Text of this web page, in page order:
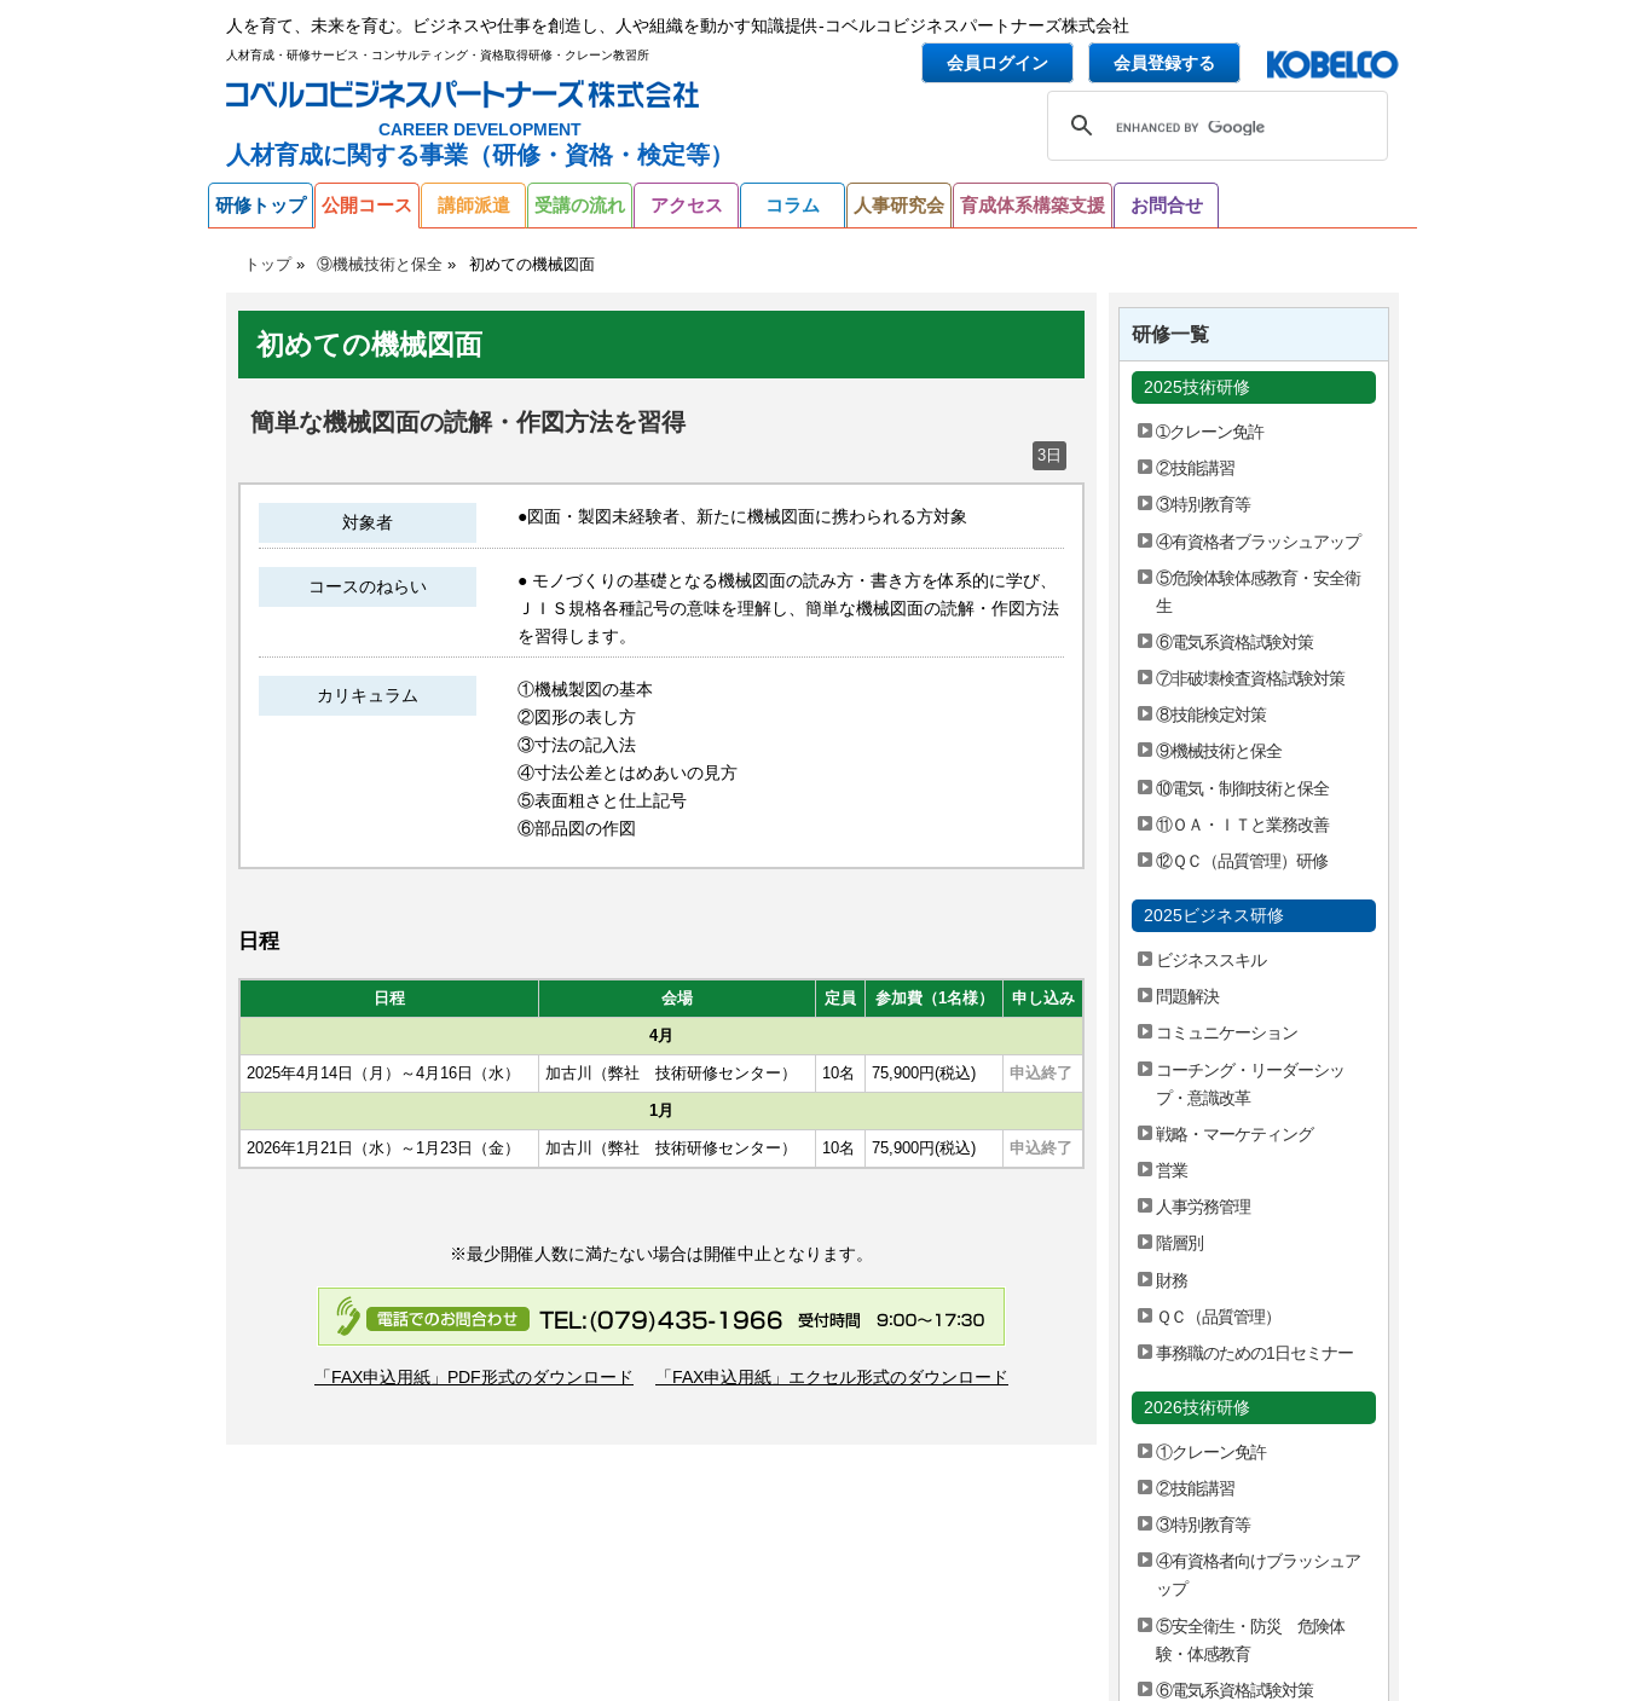
人を育て、未来を育む。ビジネスや仕事を創造し、人や組織を動かす知識提供-コベルコビジネスパートナーズ株式会社
人材育成・研修サービス・コンサルティング・資格取得研修・クレーン教習所
CAREER DEVELOPMENT
人材育成に関する事業（研修・資格・検定等）
会員ログイン 会員登録する
研修トップ 公開コース 講師派遣 受講の流れ アクセス コラム 人事研究会 育成体系構築支援 お問合せ
トップ ⑨機械技術と保全 初めての機械図面
初めての機械図面
簡単な機械図面の読解・作図方法を習得
3日
対象者 ●図面・製図未経験者、新たに機械図面に携わられる方対象
コースのねらい
● モノづくりの基礎となる機械図面の読み方・書き方を体系的に学び、
ＪＩＳ規格各種記号の意味を理解し、簡単な機械図面の読解・作図方法
を習得します。
カリキュラム
①機械製図の基本
②図形の表し方
③寸法の記入法
④寸法公差とはめあいの見方
⑤表面粗さと仕上記号
⑥部品図の作図
日程
日程 会場 定員 参加費（1名様） 申し込み
4月
2025年4月14日（月）～4月16日（水） 加古川（弊社 技術研修センター） 10名 75,900円(税込) 申込終了
1月
2026年1月21日（水）～1月23日（金） 加古川（弊社 技術研修センター） 10名 75,900円(税込) 申込終了
※最少開催人数に満たない場合は開催中止となります。
「FAX申込用紙」PDF形式のダウンロード 「FAX申込用紙」エクセル形式のダウンロード
研修一覧
2025技術研修
➀クレーン免許
②技能講習
③特別教育等
④有資格者ブラッシュアップ
⑤危険体験体感教育・安全衛
生
⑥電気系資格試験対策
⑦非破壊検査資格試験対策
⑧技能検定対策
⑨機械技術と保全
⑩電気・制御技術と保全
⑪ＯＡ・ＩＴと業務改善
⑫ＱＣ（品質管理）研修
2025ビジネス研修
ビジネススキル
問題解決
コミュニケーション
コーチング・リーダーシッ
プ・意識改革
戦略・マーケティング
営業
人事労務管理
階層別
財務
ＱＣ（品質管理）
事務職のための1日セミナー
2026技術研修
①クレーン免許
②技能講習
③特別教育等
④有資格者向けブラッシュア
ップ
⑤安全衛生・防災 危険体
験・体感教育
⑥電気系資格試験対策